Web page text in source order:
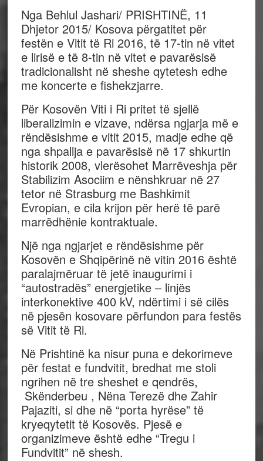
Nga Behlul Jashari/ PRISHTINË, 11
Dhjetor 2015/ Kosova përgatitet për
festën e Vitit të Ri 2016, të 17-tin në vitet
e lirisë e të 8-tin në vitet e pavarësisë
tradicionalisht në sheshe qytetesh edhe
me koncerte e fishekzjarre.
Për Kosovën Viti i Ri pritet të sjellë
liberalizimin e vizave, ndërsa ngjarja më e
rëndësishme e vitit 2015, madje edhe që
nga shpallja e pavarësisë në 17 shkurtin
historik 2008, vlerësohet Marrëveshja për
Stabilizim Asociim e nënshkruar në 27
tetor në Strasburg me Bashkimit
Evropian, e cila krijon për herë të parë
marrëdhënie kontraktuale.
Një nga ngjarjet e rëndësishme për
Kosovën e Shqipërinë në vitin 2016 është
paralajmëruar të jetë inaugurimi i
“autostradës” energjetike – linjës
interkonektive 400 kV, ndërtimi i së cilës
në pjesën kosovare përfundon para festës
së Vitit të Ri.
Në Prishtinë ka nisur puna e dekorimeve
për festat e fundvitit, bredhat me stoli
ngrihen në tre sheshet e qendrës,
Skënderbeu , Nëna Terezë dhe Zahir
Pajaziti, si dhe në “porta hyrëse” të
kryeqytetit të Kosovës. Pjesë e
organizimeve është edhe “Tregu i
Fundvitit” në shesh.